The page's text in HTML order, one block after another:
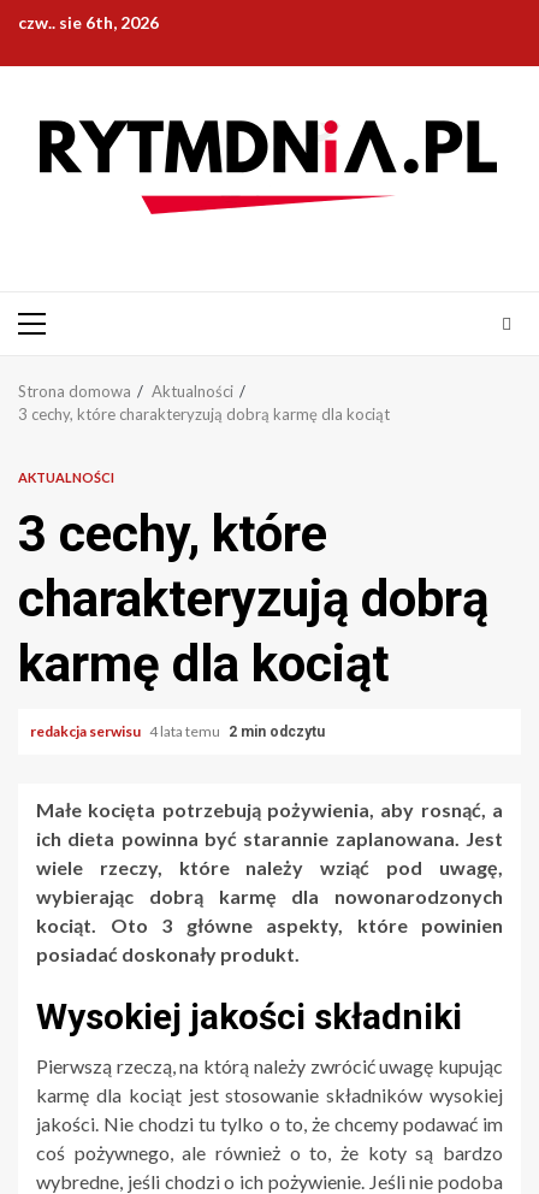
treści
czw.. sie 6th, 2026
Menu
Strona domowa
Aktualności
3 cechy, które charakteryzują dobrą karmę dla kociąt
AKTUALNOŚCI
3 cechy, które
charakteryzują dobrą
karmę dla kociąt
redakcja serwisu 4 lata temu 2 min odczytu
Małe kocięta potrzebują pożywienia, aby rosnąć, a
ich dieta powinna być starannie zaplanowana. Jest
wiele rzeczy, które należy wziąć pod uwagę,
wybierając dobrą karmę dla nowonarodzonych
kociąt. Oto 3 główne aspekty, które powinien
posiadać doskonały produkt.
Wysokiej jakości składniki
Pierwszą rzeczą, na którą należy zwrócić uwagę kupując
karmę dla kociąt jest stosowanie składników wysokiej
jakości. Nie chodzi tu tylko o to, że chcemy podawać im
coś pożywnego, ale również o to, że koty są bardzo
wybredne, jeśli chodzi o ich pożywienie. Jeśli nie podoba